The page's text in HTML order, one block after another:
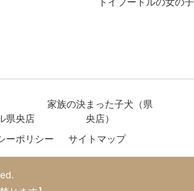
県央店
家族の決まった子犬（県
央店）
ーポリシー サイトマップ